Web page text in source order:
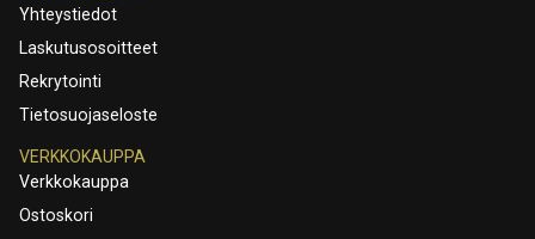
Yhteystiedot
Laskutusosoitteet
Rekrytointi
Tietosuojaseloste
VERKKOKAUPPA
Verkkokauppa
Ostoskori